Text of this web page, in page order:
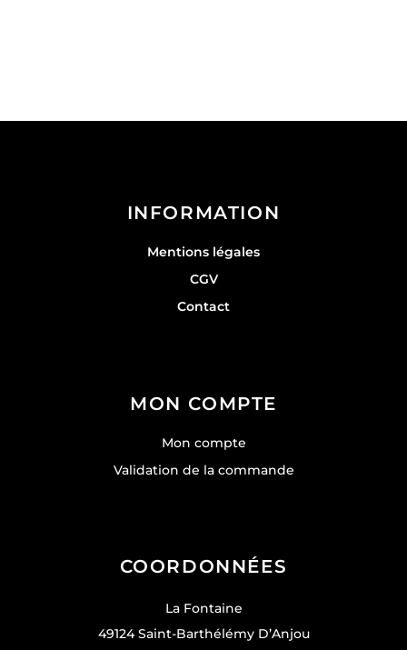
INFORMATION
Mentions légales
CGV
Contact
MON COMPTE
Mon compte
Validation de la commande
COORDONNÉES
La Fontaine
49124 Saint-Barthélémy D’Anjou